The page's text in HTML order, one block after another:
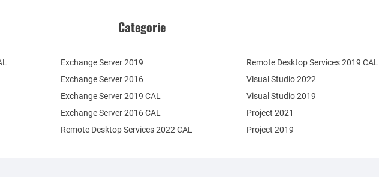
Categorie
Exchange Server 2019
Exchange Server 2016
Remote Desktop Services 2022 CAL
Remote Desktop Services 2019 CAL
Exchange Server 2019 CAL
Exchange Server 2016 CAL
Visual Studio 2022
Visual Studio 2019
Project 2021
Project 2019